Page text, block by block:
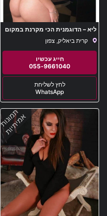
ליא – הדוגמנית הכי מקרנת במקום
דיסקרי בקרית ביאליק
קרית ביאליק, צפון
055-9661040
WhatsApp
תמונות
אמיתיות